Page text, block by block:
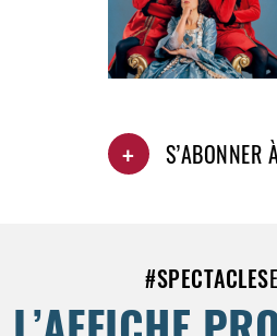
+ S’ABONNER
#SPECTACLES